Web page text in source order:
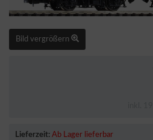
Bild vergrößern
Lieferzeit: Ab Lager lieferbar